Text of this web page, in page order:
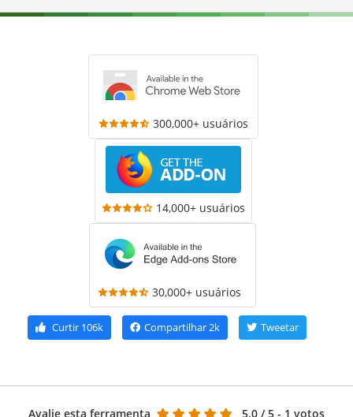
300,000+ usuários
14,000+ usuários
30,000+ usuários
Curtir 106k Compartilhar2k Tweetar
Avalie esta ferramenta 5.0 / 5 - 1 votos